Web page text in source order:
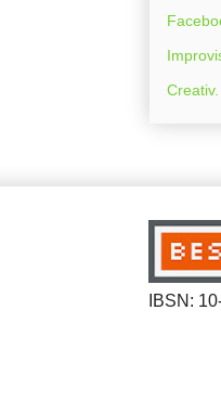
IBSN: